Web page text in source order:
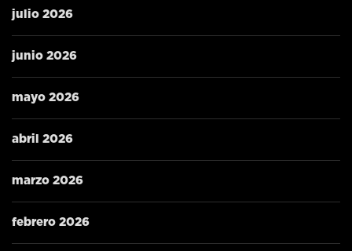
julio 2026
junio 2026
mayo 2026
abril 2026
marzo 2026
febrero 2026